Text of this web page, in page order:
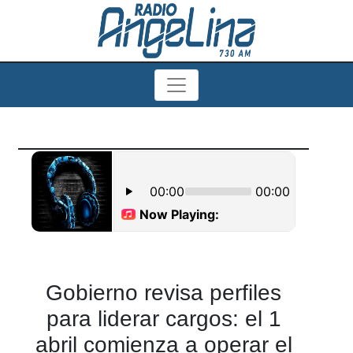
Gobierno revisa perfiles
para liderar cargos: el 1
abril comienza a operar el